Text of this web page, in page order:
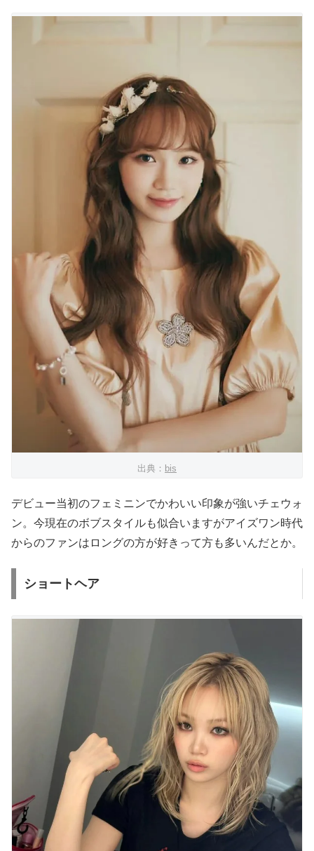
出典： bis
デビュー当初のフェミニンでかわいい印象が強いチェウォ
ン。今現在のボブスタイルも似合いますがアイズワン時代
からのファンはロングの方が好きって方も多いんだとか。
ショートヘア